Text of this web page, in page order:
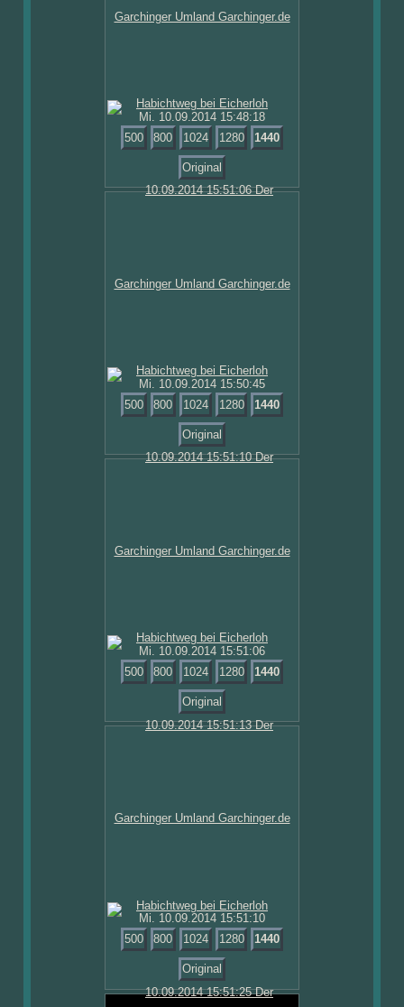
Mi. 10.09.2014 15:48:18
500
800 1024 1280 1440
Original
Mi. 10.09.2014 15:50:45
500
800 1024 1280 1440
Original
Mi. 10.09.2014 15:51:06
500
800 1024 1280 1440
Original
Mi. 10.09.2014 15:51:10
500
800 1024 1280 1440
Original